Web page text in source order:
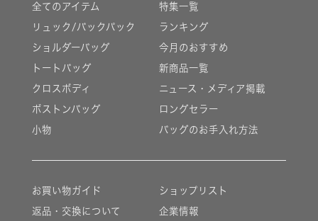
全てのアイテム
リュック/バックパック
ショルダーバッグ
トートバッグ
クロスボディ
ボストンバッグ
小物
特集一覧
ランキング
今月のおすすめ
新商品一覧
ニュース・メディア掲載
ロングセラー
バッグのお手入れ方法
お買い物ガイド
返品・交換について
ショップリスト
企業情報